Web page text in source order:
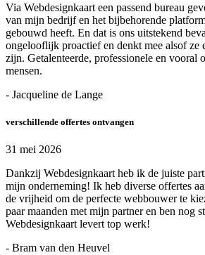
Via Webdesignkaart een passend bureau
van mijn bedrijf en het bijbehorende
gebouwd heeft. En dat is ons uitstekend
ongelooflijk proactief en denkt mee alsof ze
zijn. Getalenteerde, professionele en vooral
mensen.
- Jacqueline de Lange
verschillende offertes ontvangen
31 mei 2026
Dankzij Webdesignkaart heb ik de juiste
mijn onderneming! Ik heb diverse offertes
de vrijheid om de perfecte webbouwer te
paar maanden met mijn partner en ben nog
Webdesignkaart levert top werk!
- Bram van den Heuvel